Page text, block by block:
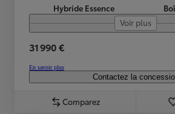
Hybride Essence
Voir plus
31 990 €
En savoir plus
Contactez la
Comparez